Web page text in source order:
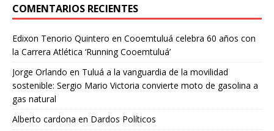
COMENTARIOS RECIENTES
Edixon Tenorio Quintero en Cooemtuluá celebra 60 años con
la Carrera Atlética ‘Running Cooemtuluá’
Jorge Orlando en Tuluá a la vanguardia de la movilidad
sostenible: Sergio Mario Victoria convierte moto de gasolina a
gas natural
Alberto cardona en Dardos Políticos